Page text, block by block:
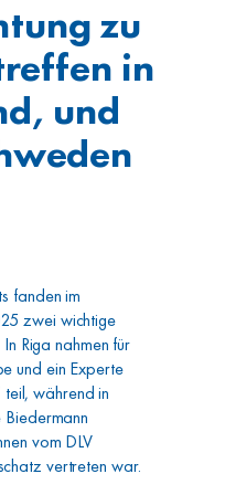
zu
in
und
fanden im
zwei wichtige
Riga nahmen für
und ein Experte
während in
vom DLV
vertreten war.